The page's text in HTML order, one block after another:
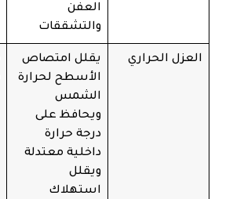
العفن
والتشققات
العزل الحراري
يقلل امتصاص
الأسطح لحرارة
الشمس
ويحافظ على
درجة حرارة
داخلية معتدلة
ويقلل
استهلاك